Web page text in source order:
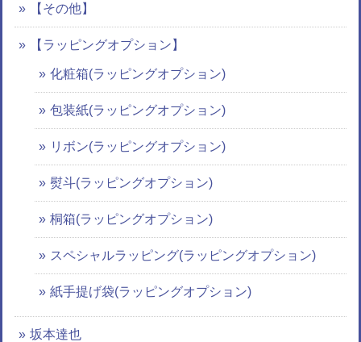
【その他】
【ラッピングオプション】
化粧箱(ラッピングオプション)
包装紙(ラッピングオプション)
リボン(ラッピングオプション)
熨斗(ラッピングオプション)
桐箱(ラッピングオプション)
スペシャルラッピング(ラッピングオプション)
紙手提げ袋(ラッピングオプション)
坂本達也